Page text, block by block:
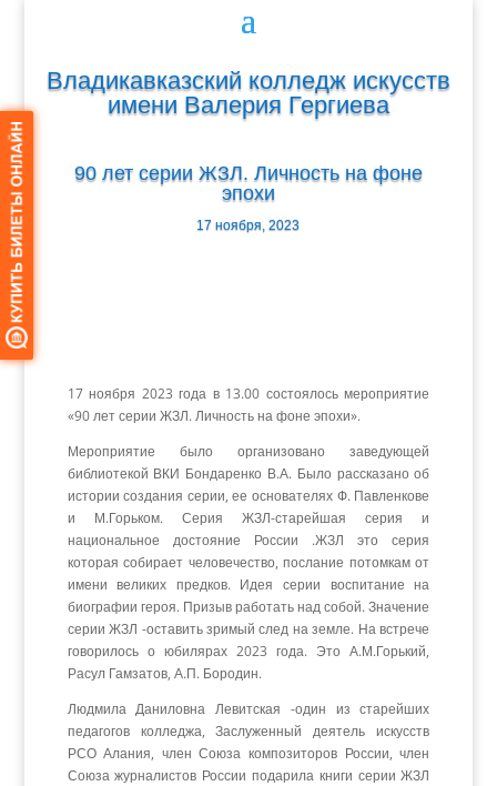
Владикавказский колледж искусств
имени Валерия Гергиева
90 лет серии ЖЗЛ. Личность на фоне
эпохи
17 ноября, 2023
17 ноября 2023 года в 13.00 состоялось мероприятие
«90 лет серии ЖЗЛ. Личность на фоне эпохи».
Мероприятие было организовано заведующей
библиотекой ВКИ Бондаренко В.А. Было рассказано об
истории создания серии, ее основателях Ф. Павленкове
и М.Горьком. Серия ЖЗЛ-старейшая серия и
национальное достояние России .ЖЗЛ это серия
которая собирает человечество, послание потомкам от
имени великих предков. Идея серии воспитание на
биографии героя. Призыв работать над собой. Значение
серии ЖЗЛ -оставить зримый след на земле. На встрече
говорилось о юбилярах 2023 года. Это А.М.Горький,
Расул Гамзатов, А.П. Бородин.
Людмила Даниловна Левитская -один из старейших
педагогов колледжа, Заслуженный деятель искусств
РСО Алания, член Союза композиторов России, член
Союза журналистов России подарила книги серии ЖЗЛ